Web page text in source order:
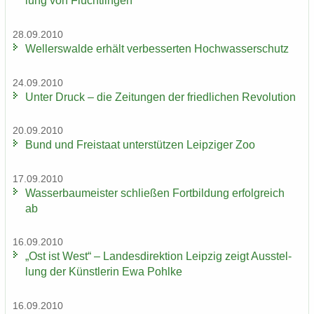
28.09.2010
Wel­ler­s­wal­de er­hält ver­bes­ser­ten Hoch­was­ser­schutz
24.09.2010
Unter Druck – die Zei­tun­gen der fried­li­chen Re­vo­lu­ti­on
20.09.2010
Bund und Frei­staat un­ter­stüt­zen Leip­zi­ger Zoo
17.09.2010
Was­ser­bau­meis­ter schlie­ßen Fort­bil­dung er­folg­reich
ab
16.09.2010
„Ost ist West“ – Lan­des­di­rek­ti­on Leip­zig zeigt Aus­stel­
lung der Künst­le­rin Ewa Pohl­ke
16.09.2010